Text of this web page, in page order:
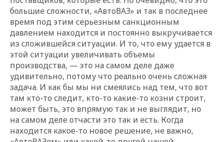
большие сложности, «АвтоВАЗ» и так в последнее
время под этим серьезным санкционным
давлением находится и постоянно выкручивается
из сложившейся ситуации. И то, что ему удается в
этой ситуации увеличивать объемы
производства, — это на самом деле даже
удивительно, потому что реально очень сложная
задача. И как бы мы ни смеялись над тем, что вот
там кто-то следит, кто-то какие-то козни строит,
может быть, это впрямую так и не выглядит, но
на самом деле отчасти это так и есть. Когда
находится какое-то новое решение, не важно,